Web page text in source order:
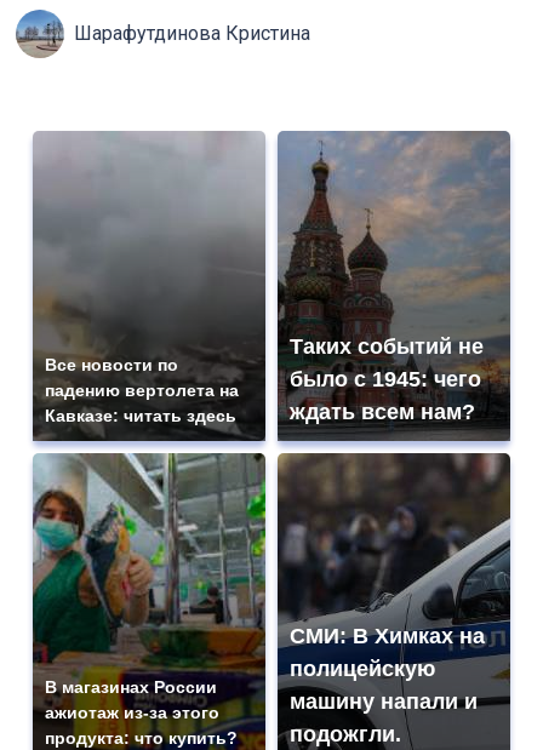
Шарафутдинова Кристина
Все новости по
падению вертолета на
Кавказе: читать здесь
Таких событий не
было с 1945: чего
ждать всем нам?
В магазинах России
ажиотаж из-за этого
продукта: что купить?
СМИ: В Химках на
полицейскую
машину напали и
подожгли.